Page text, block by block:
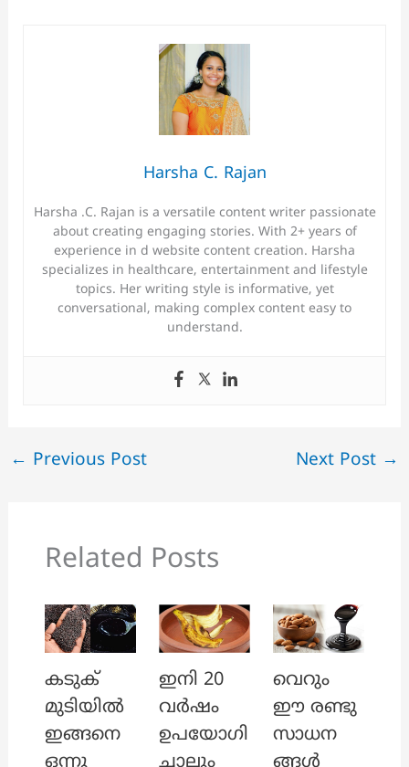
Harsha C. Rajan
Harsha .C. Rajan is a versatile content writer passionate
about creating engaging stories. With 2+ years of
experience in d website content creation. Harsha
specializes in healthcare, entertainment and lifestyle
topics. Her writing style is informative, yet
conversational, making complex content easy to
understand.
← Previous Post Next Post →
Related Posts
കടുക്
മുടിയിൽ
ഇങ്ങനെ
ഇനി 20
വർഷം
ഉപയോഗി
വെറും
ഈ രണ്ടു
സാധന